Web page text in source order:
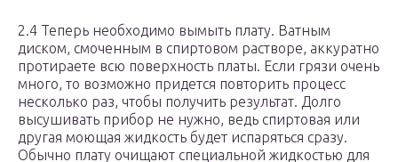
2.4 Теперь необходимо вымыть плату. Ватным
диском, смоченным в спиртовом растворе, аккуратно
протираете всю поверхность платы. Если грязи очень
много, то возможно придется повторить процесс
несколько раз, чтобы получить результат. Долго
высушивать прибор не нужно, ведь спиртовая или
другая моющая жидкость будет испаряться сразу.
Обычно плату очищают специальной жидкостью для